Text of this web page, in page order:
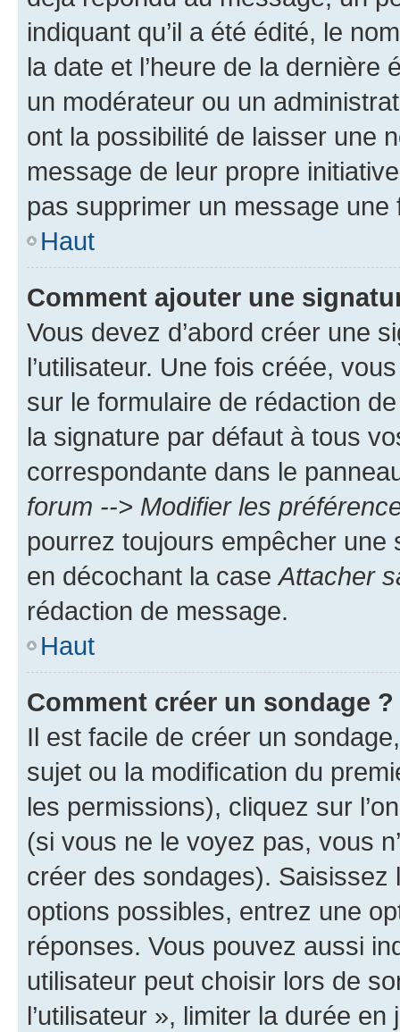
indiquant qu’il a été édité, le
la date et l’heure de la dernière
un modérateur ou un
ont la possibilité de laisser une
message de leur propre
pas supprimer un message une
Haut
Comment ajouter une
Vous devez d’abord créer une
l’utilisateur. Une fois créée,
sur le formulaire de rédaction
la signature par défaut à tous
correspondante dans le
forum --> Modifier les
pourrez toujours empêcher une
en décochant la case Attacher
rédaction de message.
Haut
Comment créer un sondage ?
Il est facile de créer un
sujet ou la modification du
les permissions), cliquez sur
(si vous ne le voyez pas, vous
créer des sondages).
options possibles, entrez une
réponses. Vous pouvez aussi
utilisateur peut choisir lors de
l’utilisateur », limiter la durée